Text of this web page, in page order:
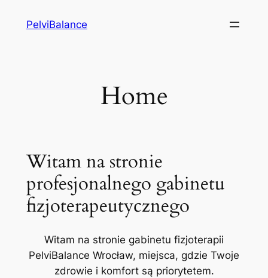
PelviBalance
Home
Witam na stronie
profesjonalnego gabinetu
fizjoterapeutycznego
Witam na stronie gabinetu fizjoterapii
PelviBalance Wrocław, miejsca, gdzie Twoje
zdrowie i komfort są priorytetem.